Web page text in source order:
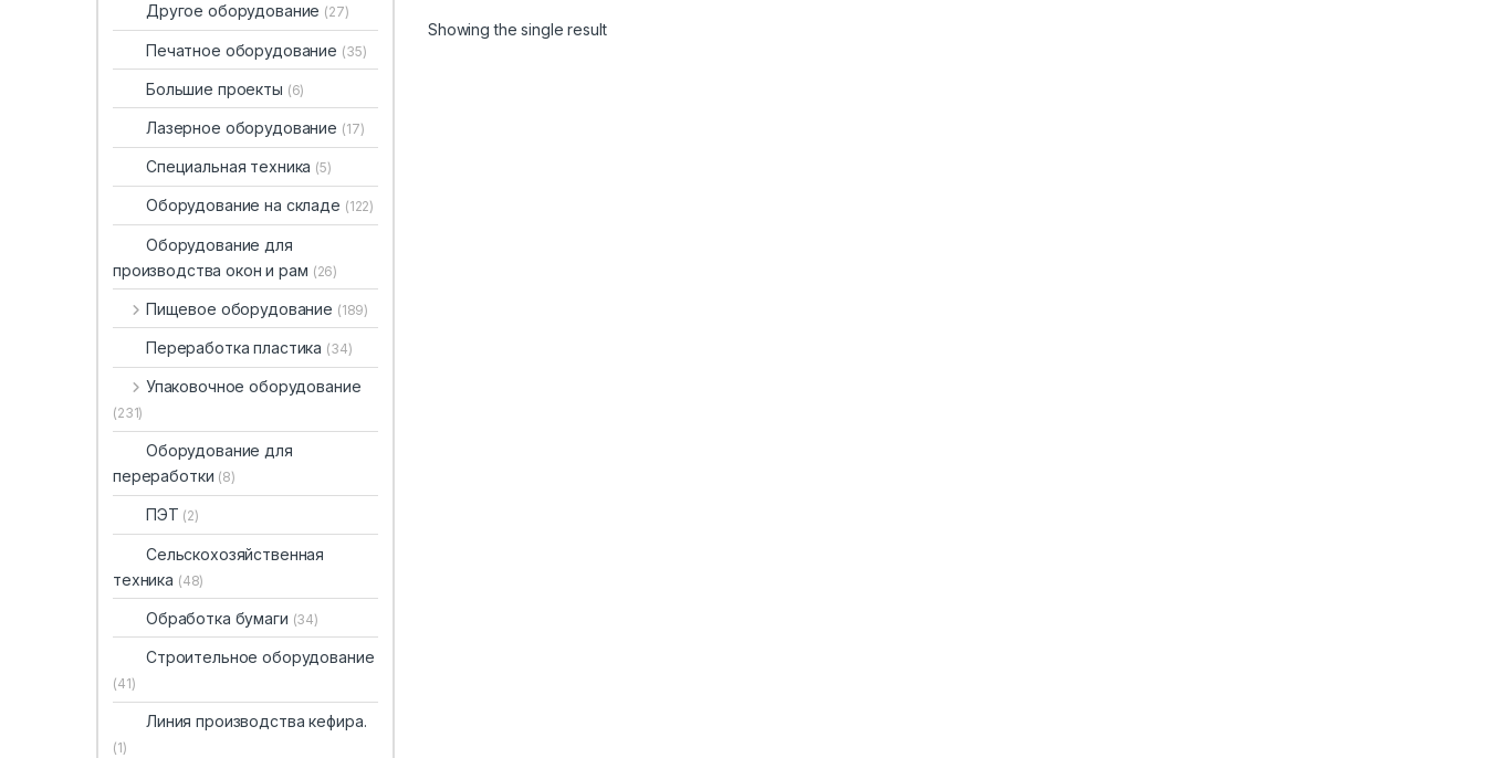
Showing the single result
Другое оборудование (27)
Печатное оборудование (35)
Большие проекты (6)
Лазерное оборудование (17)
Специальная техника (5)
Оборудование на складе (122)
Оборудование для
производства окон и рам (26)
Пищевое оборудование (189)
Переработка пластика (34)
Упаковочное оборудование
(231)
Оборудование для
переработки (8)
ПЭТ (2)
Сельскохозяйственная
техника (48)
Обработка бумаги (34)
Строительное оборудование
(41)
Линия производства кефира.
(1)